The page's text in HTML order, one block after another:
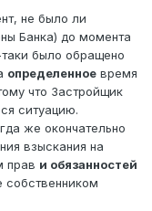
не было ли
Банка) до момента
было обращено
определенное время
что Застройщик
ситуацию.
же окончательно
взыскания на
прав и обязанностей